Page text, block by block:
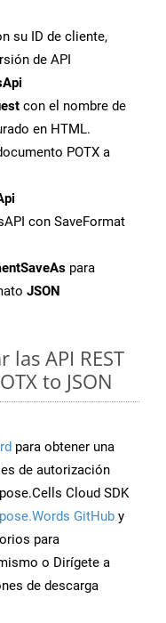
su ID de cliente,
de API
con el nombre de
en HTML.
POTX a
con SaveFormat
para
JSON
API REST
to JSON
para obtener una
de autorización
Cloud SDK
GitHub y
para
o Dirígete a
de descarga